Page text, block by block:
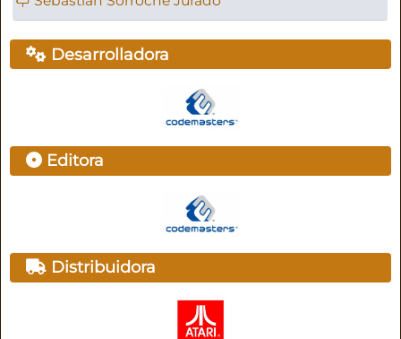
Desarrolladora
Editora
Distribuidora